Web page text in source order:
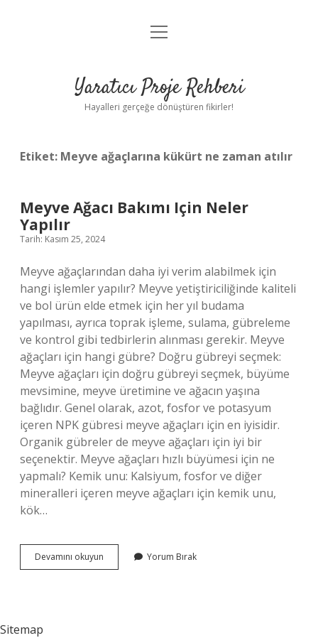
Anasayfa
Yasal Uyarı
menüyü
Yaratıcı Proje Rehberi
Hayalleri gerçeğe dönüştüren fikirler!
Etiket: Meyve ağaçlarına kükürt ne zaman atılır
Meyve Ağacı Bakımı Için Neler
Yapılır
Tarih: Kasım 25, 2024
Meyve ağaçlarından daha iyi verim alabilmek için
hangi işlemler yapılır? Meyve yetiştiriciliğinde kaliteli
ve bol ürün elde etmek için her yıl budama
yapılması, ayrıca toprak işleme, sulama, gübreleme
ve kontrol gibi tedbirlerin alınması gerekir. Meyve
ağaçları için hangi gübre? Doğru gübreyi seçmek:
Meyve ağaçları için doğru gübreyi seçmek, büyüme
mevsimine, meyve üretimine ve ağacın yaşına
bağlıdır. Genel olarak, azot, fosfor ve potasyum
içeren NPK gübresi meyve ağaçları için en iyisidir.
Organik gübreler de meyve ağaçları için iyi bir
seçenektir. Meyve ağaçları hızlı büyümesi için ne
yapmalı? Kemik unu: Kalsiyum, fosfor ve diğer
mineralleri içeren meyve ağaçları için kemik unu,
kök…
Devamını okuyun
Ağacı
Yorum Bırak
Sitemap